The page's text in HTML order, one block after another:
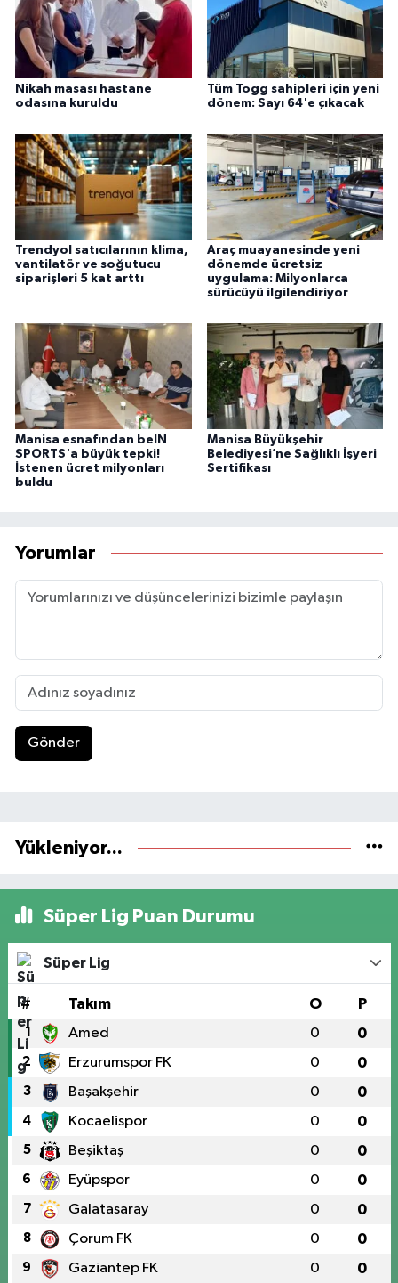
Nikah masası hastane
odasına kuruldu
Tüm Togg sahipleri için yeni
dönem: Sayı 64'e çıkacak
Trendyol satıcılarının klima,
vantilatör ve soğutucu
siparişleri 5 kat arttı
Araç muayanesinde yeni
dönemde ücretsiz
uygulama: Milyonlarca
sürücüyü ilgilendiriyor
Manisa esnafından beIN
SPORTS'a büyük tepki!
İstenen ücret milyonları
buldu
Manisa Büyükşehir
Belediyesi’ne Sağlıklı İşyeri
Sertifikası
Yorumlar
Gönder
Yükleniyor...
Süper Lig Puan Durumu
Süper Lig
# Takım O P
1 Amed 0 0
2 Erzurumspor FK 0 0
3 Başakşehir 0 0
4 Kocaelispor 0 0
5 Beşiktaş 0 0
6 Eyüpspor 0 0
7 Galatasaray 0 0
8 Çorum FK 0 0
9 Gaziantep FK 0 0